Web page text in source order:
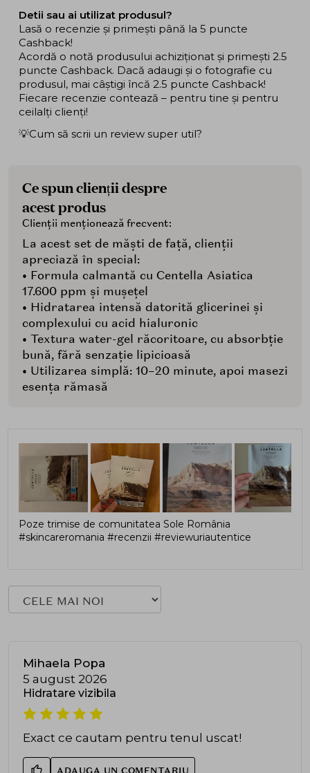
Detii sau ai utilizat produsul?
Lasă o recenzie și primești până la 5 puncte
Cashback!
Acordă o notă produsului achiziționat și primești 2.5
puncte Cashback. Dacă adaugi și o fotografie cu
produsul, mai câștigi încă 2.5 puncte Cashback!
Fiecare recenzie contează – pentru tine și pentru
ceilalți clienți!
💡Cum să scrii un review super util?
Ce spun clienții despre
acest produs
Clienții menționează frecvent:
La acest set de măști de față, clienții
apreciază în special:
• Formula calmantă cu Centella Asiatica
17.600 ppm și mușețel
• Hidratarea intensă datorită glicerinei și
complexului cu acid hialuronic
• Textura water-gel răcoritoare, cu absorbție
bună, fără senzație lipicioasă
• Utilizarea simplă: 10–20 minute, apoi masezi
esența rămasă
Poze trimise de comunitatea Sole România
#skincareromania #recenzii #reviewuriautentice
Mihaela Popa
5 august 2026
Hidratare vizibila
Exact ce cautam pentru tenul uscat!